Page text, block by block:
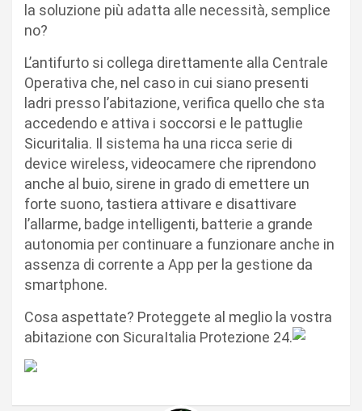
la soluzione più adatta alle necessità, semplice
no?
L’antifurto si collega direttamente alla Centrale
Operativa che, nel caso in cui siano presenti
ladri presso l’abitazione, verifica quello che sta
accedendo e attiva i soccorsi e le pattuglie
Sicuritalia. Il sistema ha una ricca serie di
device wireless, videocamere che riprendono
anche al buio, sirene in grado di emettere un
forte suono, tastiera attivare e disattivare
l’allarme, badge intelligenti, batterie a grande
autonomia per continuare a funzionare anche in
assenza di corrente a App per la gestione da
smartphone.
Cosa aspettate? Proteggete al meglio la vostra
abitazione con SicuraItalia Protezione 24.